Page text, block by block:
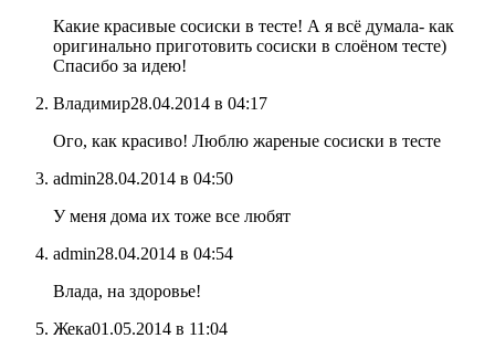
Какие красивые сосиски в тесте! А я всё думала- как
оригинально приготовить сосиски в слоёном тесте)
Спасибо за идею!
Владимир28.04.2014 в 04:17
Ого, как красиво! Люблю жареные сосиски в тесте
admin28.04.2014 в 04:50
У меня дома их тоже все любят
admin28.04.2014 в 04:54
Влада, на здоровье!
Жека01.05.2014 в 11:04